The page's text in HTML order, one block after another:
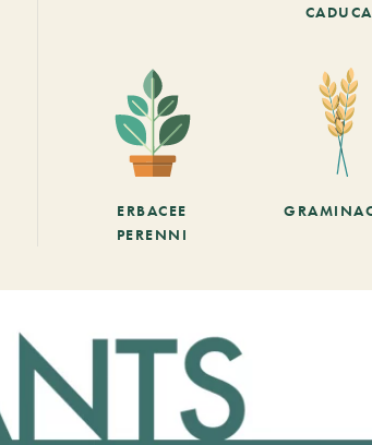
CADUCA
ERBACEE
PERENNI